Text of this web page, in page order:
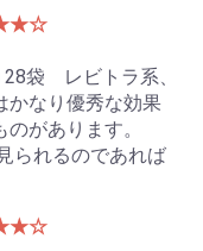
袋 レビトラ系、
かなり優秀な効果
があります。
られるのであれば